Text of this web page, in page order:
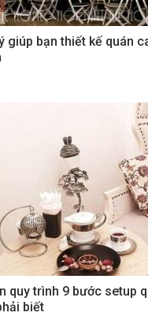
giúp bạn thiết kế quán
quy trình 9 bước setup
biết